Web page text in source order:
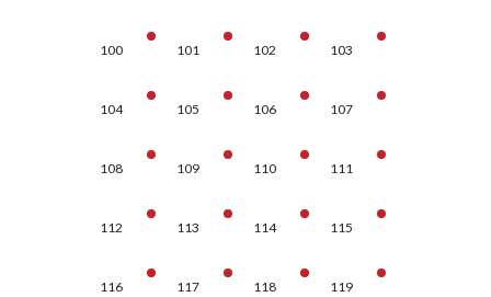
100 101 102 103
104 105 106 107
108 109 110 111
112 113 114 115
116 117 118 119